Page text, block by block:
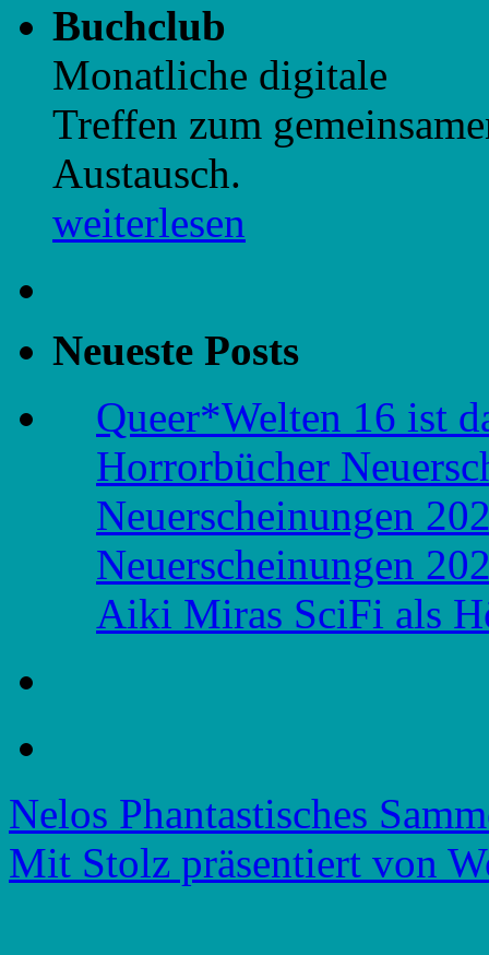
Buchclub
Monatliche digitale
Treffen zum
Austausch.
weiterlesen
Neueste Posts
Queer*Welten 16 ist
Horrorbücher
Neuerscheinungen
Neuerscheinungen
Aiki Miras SciFi als
Nelos Phantastisches
Mit Stolz präsentiert von